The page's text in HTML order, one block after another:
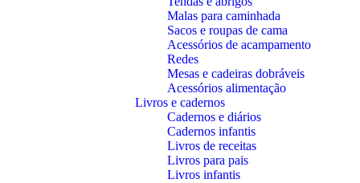
Malas para caminhada
Sacos e roupas de cama
Acessórios de acampamento
Redes
Mesas e cadeiras dobráveis
Acessórios alimentação
Livros e cadernos
Cadernos e diários
Cadernos infantis
Livros de receitas
Livros para pais
Livros infantis